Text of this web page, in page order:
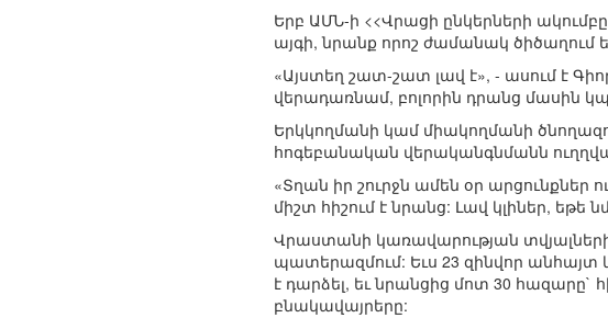
Երբ ԱՄՆ-ի <<Վրացի ընկերների
այգի, նրանք որոշ ժամանակ ծիծաղում
«Այստեղ շատ-շատ լավ է», - ասում է
վերադառնամ, բոլորին դրանց մասին
Երկկողմանի կամ միակողմանի
հոգեբանական վերականգնմանն
«Տղան իր շուրջն ամեն օր արցունքներ
միշտ հիշում է նրանց: Լավ կլիներ,
Վրաստանի կառավարության
պատերազմում: Եւս 23 զինվոր
է դարձել, եւ նրանցից մոտ 30
բնակավայրերը: